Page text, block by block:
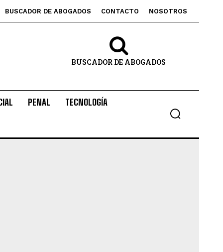
BUSCADOR DE ABOGADOS CONTACTO NOSOTROS
BUSCADOR DE ABOGADOS
PENAL TECNOLOGÍA